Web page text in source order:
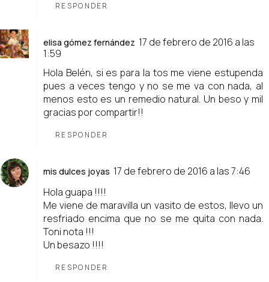
RESPONDER
elisa gómez fernández 17 de febrero de 2016 a las
1:59
Hola Belén, si es para la tos me viene estupenda
pues a veces tengo y no se me va con nada, al
menos esto es un remedio natural. Un beso y mil
gracias por compartir!!
RESPONDER
mis dulces joyas 17 de febrero de 2016 a las 7:46
Hola guapa !!!!
Me viene de maravilla un vasito de estos, llevo un
resfriado encima que no se me quita con nada.
Toni nota !!!
Un besazo !!!!
RESPONDER